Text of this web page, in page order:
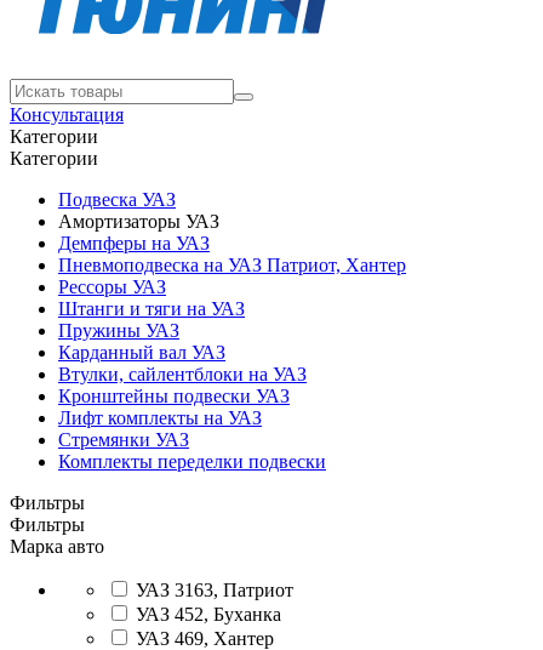
Консультация
Категории
Категории
Подвеска УАЗ
Амортизаторы УАЗ
Демпферы на УАЗ
Пневмоподвеска на УАЗ Патриот, Хантер
Рессоры УАЗ
Штанги и тяги на УАЗ
Пружины УАЗ
Карданный вал УАЗ
Втулки, сайлентблоки на УАЗ
Кронштейны подвески УАЗ
Лифт комплекты на УАЗ
Стремянки УАЗ
Комплекты переделки подвески
Фильтры
Фильтры
Марка авто
УАЗ 3163, Патриот
УАЗ 452, Буханка
УАЗ 469, Хантер